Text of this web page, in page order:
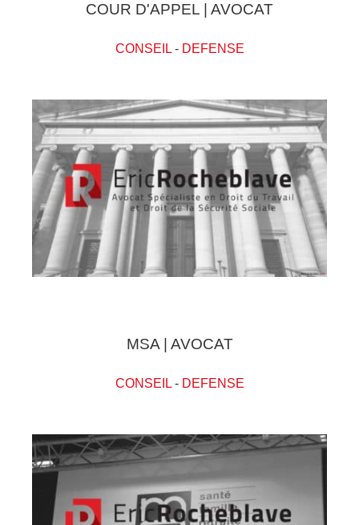
COUR D'APPEL | AVOCAT
CONSEIL- DEFENSE
MSA | AVOCAT
CONSEIL- DEFENSE